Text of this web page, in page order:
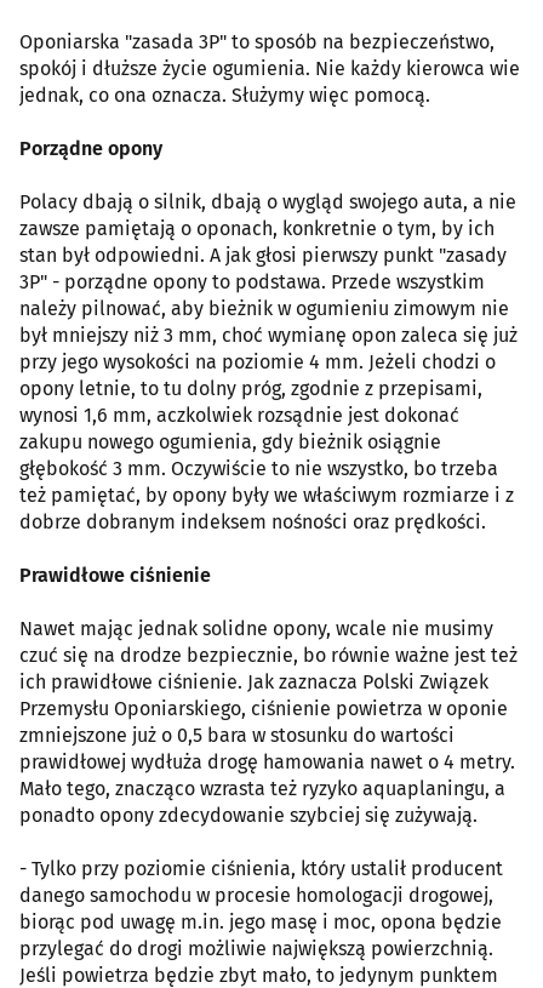
Oponiarska "zasada 3P" to sposób na bezpieczeństwo,
spokój i dłuższe życie ogumienia. Nie każdy kierowca wie
jednak, co ona oznacza. Służymy więc pomocą.
Porządne opony
Polacy dbają o silnik, dbają o wygląd swojego auta, a nie
zawsze pamiętają o oponach, konkretnie o tym, by ich
stan był odpowiedni. A jak głosi pierwszy punkt "zasady
3P" - porządne opony to podstawa. Przede wszystkim
należy pilnować, aby bieżnik w ogumieniu zimowym nie
był mniejszy niż 3 mm, choć wymianę opon zaleca się już
przy jego wysokości na poziomie 4 mm. Jeżeli chodzi o
opony letnie, to tu dolny próg, zgodnie z przepisami,
wynosi 1,6 mm, aczkolwiek rozsądnie jest dokonać
zakupu nowego ogumienia, gdy bieżnik osiągnie
głębokość 3 mm. Oczywiście to nie wszystko, bo trzeba
też pamiętać, by opony były we właściwym rozmiarze i z
dobrze dobranym indeksem nośności oraz prędkości.
Prawidłowe ciśnienie
Nawet mając jednak solidne opony, wcale nie musimy
czuć się na drodze bezpiecznie, bo równie ważne jest też
ich prawidłowe ciśnienie. Jak zaznacza Polski Związek
Przemysłu Oponiarskiego, ciśnienie powietrza w oponie
zmniejszone już o 0,5 bara w stosunku do wartości
prawidłowej wydłuża drogę hamowania nawet o 4 metry.
Mało tego, znacząco wzrasta też ryzyko aquaplaningu, a
ponadto opony zdecydowanie szybciej się zużywają.
- Tylko przy poziomie ciśnienia, który ustalił producent
danego samochodu w procesie homologacji drogowej,
biorąc pod uwagę m.in. jego masę i moc, opona będzie
przylegać do drogi możliwie największą powierzchnią.
Jeśli powietrza będzie zbyt mało, to jedynym punktem